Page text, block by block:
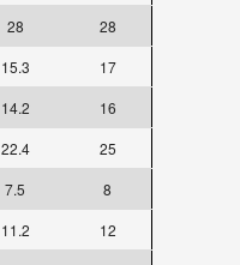
28
28
15.3
17
14.2
16
22.4
25
7.5
8
11.2
12